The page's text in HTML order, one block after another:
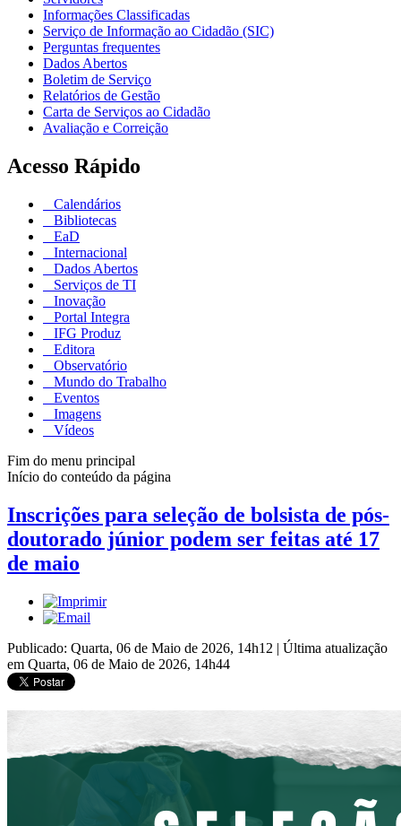
Informações Classificadas
Serviço de Informação ao Cidadão (SIC)
Perguntas frequentes
Dados Abertos
Boletim de Serviço
Relatórios de Gestão
Carta de Serviços ao Cidadão
Avaliação e Correição
Acesso Rápido
Calendários
Bibliotecas
EaD
Internacional
Dados Abertos
Serviços de TI
Inovação
Portal Integra
IFG Produz
Editora
Observatório
Mundo do Trabalho
Eventos
Imagens
Vídeos
Fim do menu principal
Início do conteúdo da página
Inscrições para seleção de bolsista de pós-
doutorado júnior podem ser feitas até 17
de maio
Publicado: Quarta, 06 de Maio de 2026, 14h12 | Última atualização
em Quarta, 06 de Maio de 2026, 14h44